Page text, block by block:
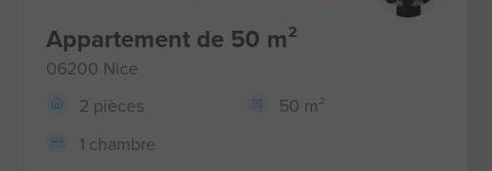
Appartement de 50 m²
06200 Nice
2 pièces
50 m²
1 chambre